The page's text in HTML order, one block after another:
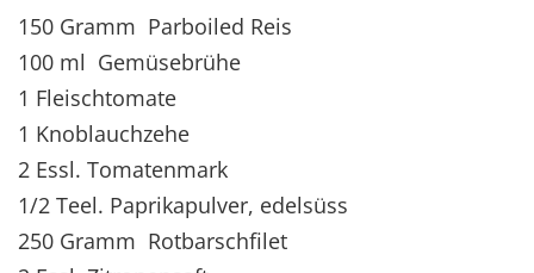
150 Gramm Parboiled Reis
100 ml Gemüsebrühe
1 Fleischtomate
1 Knoblauchzehe
2 Essl. Tomatenmark
1/2 Teel. Paprikapulver, edelsüss
250 Gramm Rotbarschfilet